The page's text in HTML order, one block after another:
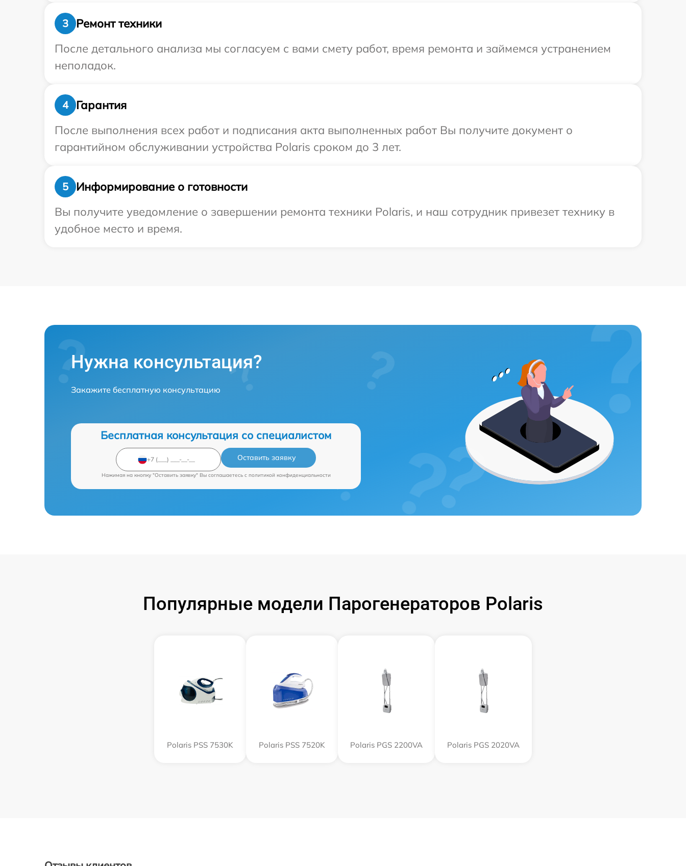
3
Ремонт техники
После детального анализа мы согласуем с вами смету работ, время ремонта и займемся устранением
неполадок.
4
Гарантия
После выполнения всех работ и подписания акта выполненных работ Вы получите документ о
гарантийном обслуживании устройства Polaris сроком до 3 лет.
5
Информирование о готовности
Вы получите уведомление о завершении ремонта техники Polaris, и наш сотрудник привезет технику в
удобное место и время.
Нужна консультация?
Закажите бесплатную консультацию
Бесплатная консультация со специалистом
Оставить заявку
Нажимая на кнопку "Оставить заявку" Вы соглашаетесь c политикой конфиденциальности
Популярные модели Парогенераторов Polaris
Polaris PSS 7530K Polaris PSS 7520K Polaris PGS 2200VA Polaris PGS 2020VA